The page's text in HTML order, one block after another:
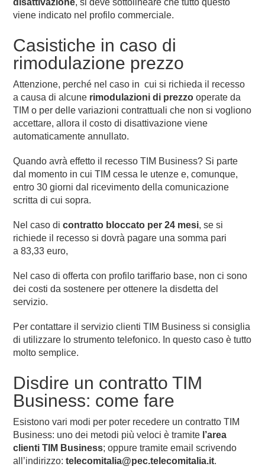
viene indicato nel profilo commerciale.
Casistiche in caso di
rimodulazione prezzo
Attenzione, perché nel caso in cui si richieda il recesso
a causa di alcune rimodulazioni di prezzo operate da
TIM o per delle variazioni contrattuali che non si vogliono
accettare, allora il costo di disattivazione viene
automaticamente annullato.
Quando avrà effetto il recesso TIM Business? Si parte
dal momento in cui TIM cessa le utenze e, comunque,
entro 30 giorni dal ricevimento della comunicazione
scritta di cui sopra.
Nel caso dicontratto bloccato per 24 mesi, se si
richiede il recesso si dovrà pagare una somma pari
a 83,33 euro,
Nel caso di offerta con profilo tariffario base, non ci sono
dei costi da sostenere per ottenere la disdetta del
servizio.
Per contattare il servizio clienti TIM Business si consiglia
di utilizzare lo strumento telefonico. In questo caso è tutto
molto semplice.
Disdire un contratto TIM
Business: come fare
Esistono vari modi per poter recedere un contratto TIM
Business: uno dei metodi più veloci è tramite l’area
clienti TIM Business; oppure tramite email scrivendo
all’indirizzo:telecomitalia@pec.telecomitalia.it.